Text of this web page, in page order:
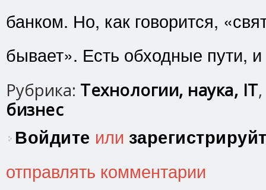
банком. Но, как говорится,
бывает». Есть обходные пути,
Рубрика: Технологии, наука, IT,
бизнес
Войдите или
отправлять комментарии